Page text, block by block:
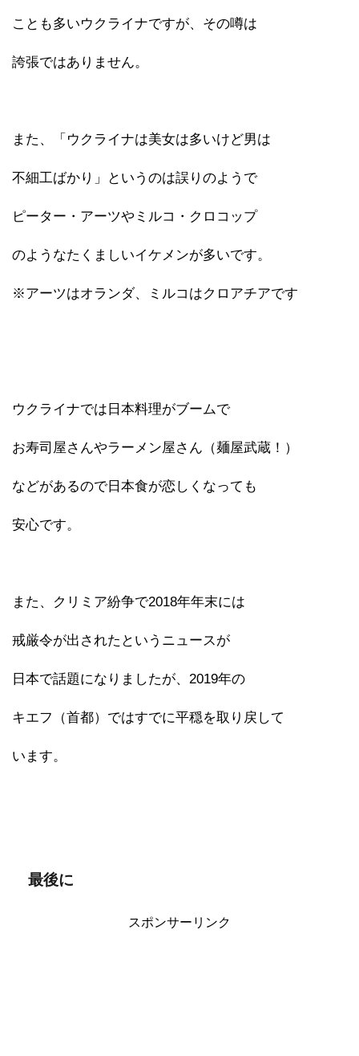
ことも多いウクライナですが、その噂は
誇張ではありません。
また、「ウクライナは美女は多いけど男は
不細工ばかり」というのは誤りのようで
ピーター・アーツやミルコ・クロコップ
のようなたくましいイケメンが多いです。
※アーツはオランダ、ミルコはクロアチアです
ウクライナでは日本料理がブームで
お寿司屋さんやラーメン屋さん（麺屋武蔵！）
などがあるので日本食が恋しくなっても
安心です。
また、クリミア紛争で2018年年末には
戒厳令が出されたというニュースが
日本で話題になりましたが、2019年の
キエフ（首都）ではすでに平穏を取り戻して
います。
最後に
スポンサーリンク